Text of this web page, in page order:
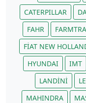
CATERPILLAR
FAHR
FİAT NEW
HYUNDAI
IMT
LANDİNİ
MAHINDRA